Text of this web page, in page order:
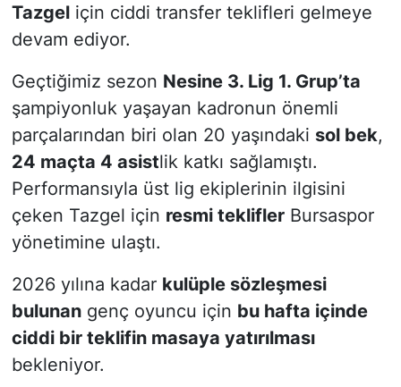
Tazgeliçin ciddi transfer teklifleri gelmeye
devam ediyor.
Geçtiğimiz sezon Nesine 3. Lig 1. Grup’ta
şampiyonluk yaşayan kadronun önemli
parçalarından biri olan 20 yaşındaki sol bek,
24 maçta 4 asistlik katkı sağlamıştı.
Performansıyla üst lig ekiplerinin ilgisini
çeken Tazgel için resmi tekliflerBursaspor
yönetimine ulaştı.
2026 yılına kadar kulüple sözleşmesi
bulunangenç oyuncu için bu hafta içinde
ciddi bir teklifin masaya yatırılması
bekleniyor.